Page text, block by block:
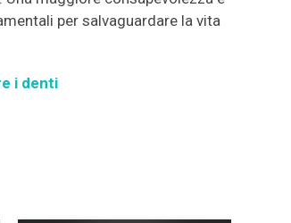
per salvaguardare la vita
i denti